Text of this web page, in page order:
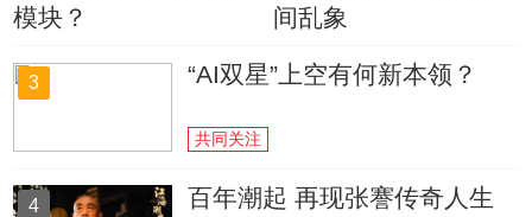
模块？
间乱象
3 “AI双星”上空有何新本领？
共同关注
4 百年潮起 再现张謇传奇人生